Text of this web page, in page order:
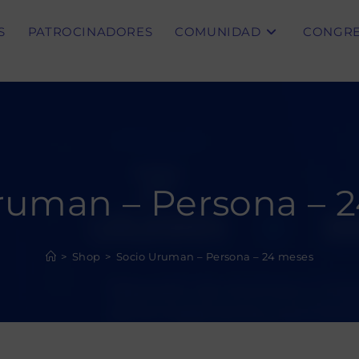
PATROCINADORES COMUNIDAD
– Persona –
> Shop > Socio Uruman – Persona – 24 meses